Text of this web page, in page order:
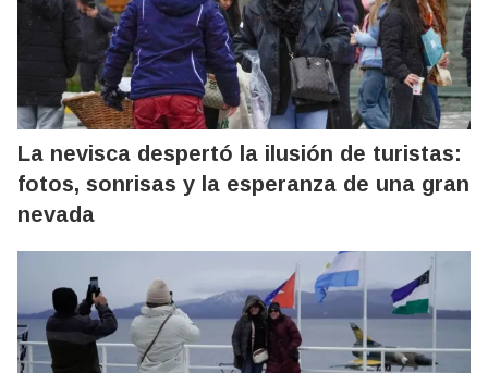
La nevisca despertó la ilusión de turistas:
fotos, sonrisas y la esperanza de una gran
nevada